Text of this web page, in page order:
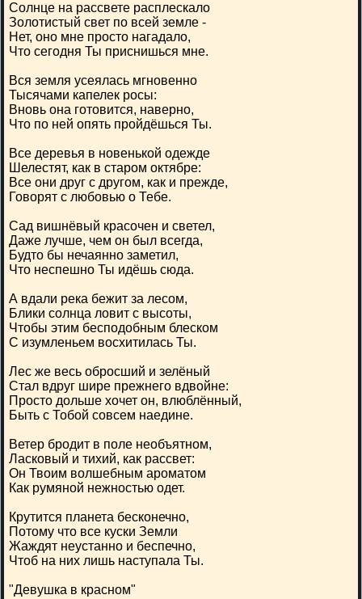
Солнце на рассвете расплескало
Золотистый свет по всей земле -
Нет, оно мне просто нагадало,
Что сегодня Ты приснишься мне.
Вся земля усеялась мгновенно
Тысячами капелек росы:
Вновь она готовится, наверно,
Что по ней опять пройдёшься Ты.
Все деревья в новенькой одежде
Шелестят, как в старом октябре:
Все они друг с другом, как и прежде,
Говорят с любовью о Тебе.
Сад вишнёвый красочен и светел,
Даже лучше, чем он был всегда,
Будто бы нечаянно заметил,
Что неспешно Ты идёшь сюда.
А вдали река бежит за лесом,
Блики солнца ловит с высоты,
Чтобы этим бесподобным блеском
С изумленьем восхитилась Ты.
Лес же весь обросший и зелёный
Стал вдруг шире прежнего вдвойне:
Просто дольше хочет он, влюблённый,
Быть с Тобой совсем наедине.
Ветер бродит в поле необъятном,
Ласковый и тихий, как рассвет:
Он Твоим волшебным ароматом
Как румяной нежностью одет.
Крутится планета бесконечно,
Потому что все куски Земли
Жаждят неустанно и беспечно,
Чтоб на них лишь наступала Ты.
"Девушка в красном"